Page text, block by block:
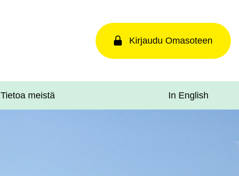
Kirjaudu Omasoteen
Tietoa meistä In English